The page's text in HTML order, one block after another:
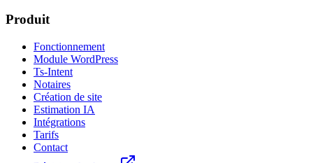
Produit
Fonctionnement
Module WordPress
Ts-Intent
Notaires
Création de site
Estimation IA
Intégrations
Tarifs
Contact